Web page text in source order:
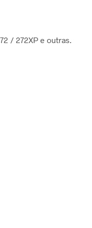
/ 272XP e outras.